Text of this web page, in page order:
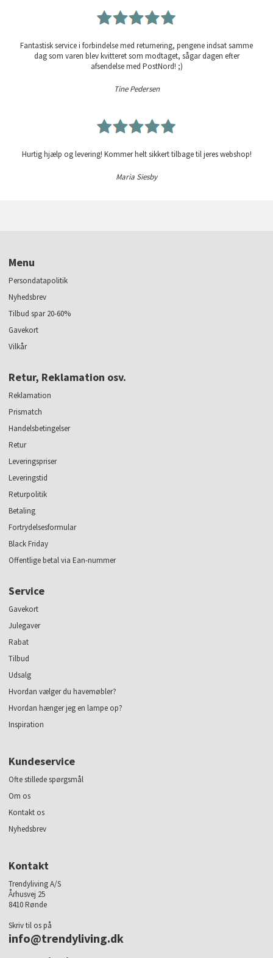
Fantastisk service i forbindelse med returnering, pengene indsat samme
dag som varen blev kvitteret som modtaget, sågar dagen efter
afsendelse med PostNord! ;)
Tine Pedersen
Hurtig hjælp og levering! Kommer helt sikkert tilbage til jeres webshop!
Maria Siesby
Menu
Persondatapolitik
Nyhedsbrev
Tilbud spar 20-60%
Gavekort
Vilkår
Retur, Reklamation osv.
Reklamation
Prismatch
Handelsbetingelser
Retur
Leveringspriser
Leveringstid
Returpolitik
Betaling
Fortrydelsesformular
Black Friday
Offentlige betal via Ean-nummer
Service
Gavekort
Julegaver
Rabat
Tilbud
Udsalg
Hvordan vælger du havemøbler?
Hvordan hænger jeg en lampe op?
Inspiration
Kundeservice
Ofte stillede spørgsmål
Om os
Kontakt os
Nyhedsbrev
Kontakt
Trendyliving A/S
Århusvej 25
8410 Rønde
Skriv til os på
info@trendyliving.dk